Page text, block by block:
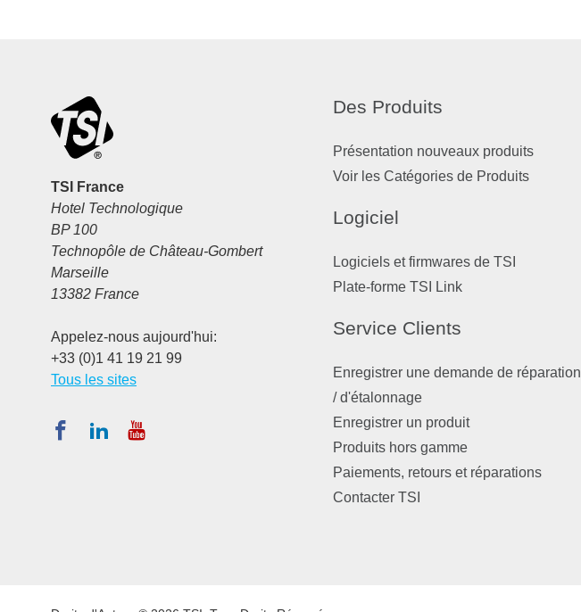
TSI France
Hotel Technologique
BP 100
Technopôle de Château-Gombert
Marseille
13382 France
Appelez-nous aujourd'hui:
+33 (0)1 41 19 21 99
Tous les sites
Des Produits
Présentation nouveaux produits
Voir les Catégories de Produits
Logiciel
Logiciels et firmwares de TSI
Plate-forme TSI Link
Service Clients
Enregistrer une demande de réparation
/ d'étalonnage
Enregistrer un produit
Produits hors gamme
Paiements, retours et réparations
Contacter TSI